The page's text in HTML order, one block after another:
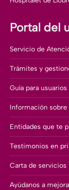
Portal del
Servicio de
Trámites y
Guía para
Información sobre
Entidades que te
Testimonios en
Carta de servicios
Ayúdanos a